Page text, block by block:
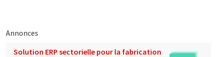
Annonces
Solution ERP sectorielle pour la fabrication